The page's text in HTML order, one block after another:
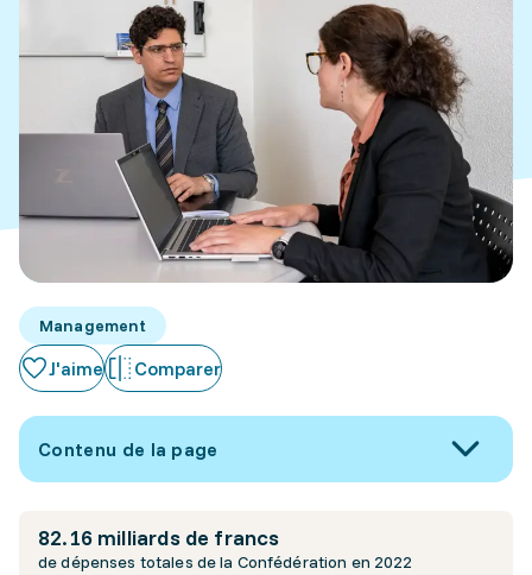
Management
J'aime Comparer
Contenu de la page
82.16 milliards de francs
de dépenses totales de la Confédération en 2022